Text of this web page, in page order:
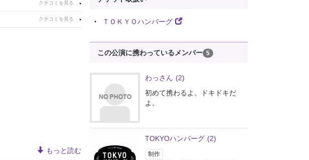
もっと読む
ＴＯＫＹＯハンバーグ
この公演に携わっているメンバー 5
わっさん (2)
初めて携わるよ。ドキドキだ
よ。
TOKYOハンバーグ (2)
制作